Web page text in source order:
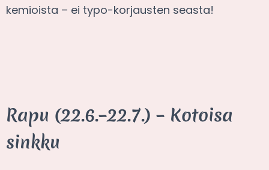
kemioista – ei typo-korjausten seasta!
Rapu (22.6.–22.7.) – Kotoisa
sinkku